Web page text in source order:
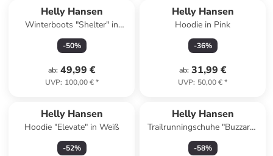
Helly Hansen
Winterboots "Shelter" in
Dunkelblau
-50%
ab: 49,99 €
UVP: 100,00 €*
Helly Hansen
Hoodie in Pink
-36%
ab: 31,99 €
UVP: 50,00 €*
Helly Hansen
Hoodie "Elevate" in Weiß
-52%
Helly Hansen
Trailrunningschuhe "Buzzard"
in Lila/ Orange
-58%